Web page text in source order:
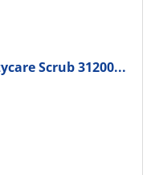
Scrub 31200...